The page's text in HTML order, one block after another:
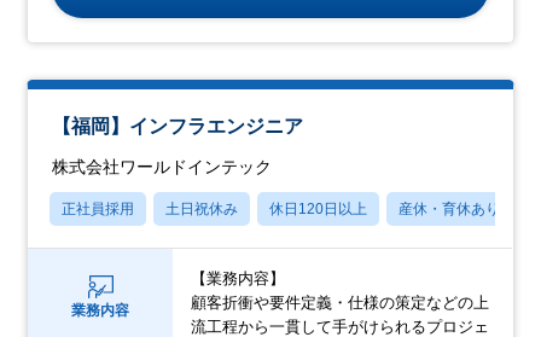
【福岡】インフラエンジニア
株式会社ワールドインテック
正社員採用 土日祝休み 休日120日以上 産休・育休あり
業務内容
【業務内容】
顧客折衝や要件定義・仕様の策定などの上
流工程から一貫して手がけられるプロジェ